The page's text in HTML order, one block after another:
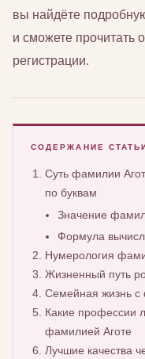
вы найдёте
и сможете прочитать
регистрации.
СОДЕРЖАНИЕ
Суть фамилии
по буквам
Значение
Формула
Нумерология
Жизненный путь
Семейная жизнь с
Какие профессии
фамилией Аготе
Лучшие качества